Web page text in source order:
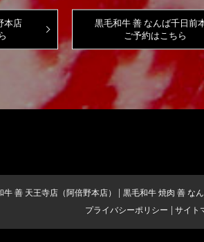
本店
黒毛和牛 善 なんば千日前
ご予約はこちら
牛 善 天王寺店（阿倍野本店） 黒毛和牛 焼肉 善 な
プライバシーポリシー
サイト